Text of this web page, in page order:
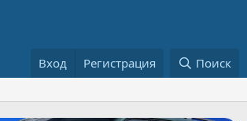
Вход Регистрация Поиск